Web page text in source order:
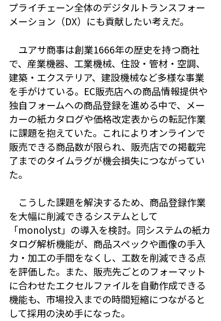
プライチェーン全体のデジタルトランスフォー
メーション（DX）にも貢献したい考えだ。
ユアサ商事は創業1666年の歴史を持つ商社
で、産業機器、工業機械、住設・管材・空調、
建築・エクステリア、建設機械など多様な事業
を手がけている。EC販売店への商品情報提供や
独自フォームへの商品登録を進める中で、メー
カーの紙カタログや価格改定表からの転記作業
に課題を抱えていた。これによりオンラインで
販売できる商品数が限られ、販売店での掲載完
了までのタイムラグが機会損失につながってい
た。
こうした課題を解決するため、商品登録作業
を大幅に削減できるシステムとして
「monolyst」の導入を検討。同システムの紙カ
タログ解析機能が、商品スペックや画像の手入
力・加工の手間をなくし、工数を削減できる点
を評価した。また、販売先ごとのフォーマット
に合わせたエクセルファイルを自動作成できる
機能も、市場投入までの時間短縮につながると
して採用の決め手になった。